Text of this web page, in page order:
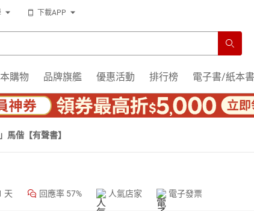
下載APP
購物 品牌旗艦 優惠活動 排行榜 電子書/紙本書
馬偕【有聲書】
天 回應率 57% 人氣店家 電子發票